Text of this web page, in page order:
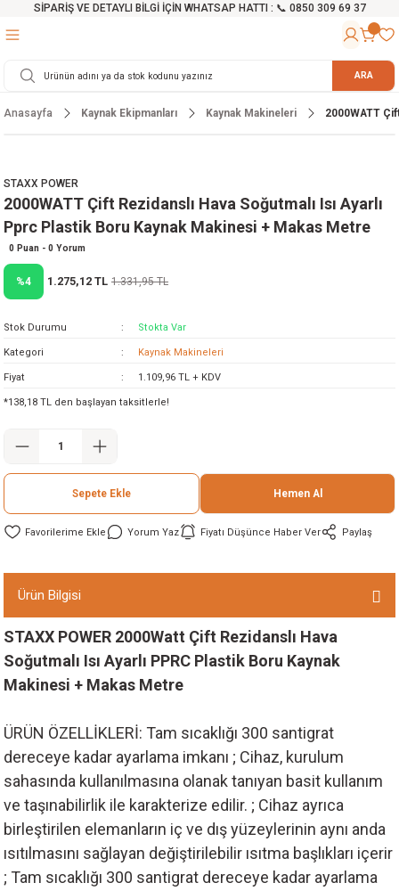
SİPARİŞ VE DETAYLI BİLGİ İÇİN WHATSAP HATTI : 📞 0850 309 69 37
Testereler
Makinesi
Testereler
Cihazları
Mikser
ve Arabalar
Malzemeleri ARA
Anasayfa Kaynak Ekipmanları Kaynak Makineleri 2000WATT
STAXX POWER
2000WATT Çift Rezidanslı Hava Soğutmalı Isı Ayarlı
Pprc Plastik Boru Kaynak Makinesi + Makas Metre
0 Puan - 0 Yorum
%4 1.275,12 TL 1.331,95 TL
Stok Durumu Stokta Var
Kategori Kaynak Makineleri
Fiyat 1.109,96 TL + KDV
*138,18 TL den başlayan taksitlerle!
Sepete Ekle Hemen Al
Yorum Yaz Fiyatı Düşünce Haber Ver Paylaş
Ürün Bilgisi
STAXX POWER 2000Watt Çift Rezidanslı Hava
Soğutmalı Isı Ayarlı PPRC Plastik Boru Kaynak
Makinesi + Makas Metre
ÜRÜN ÖZELLİKLERİ: Tam sıcaklığı 300 santigrat
dereceye kadar ayarlama imkanı ; Cihaz, kurulum
sahasında kullanılmasına olanak tanıyan basit kullanım
ve taşınabilirlik ile karakterize edilir. ; Cihaz ayrıca
birleştirilen elemanların iç ve dış yüzeylerinin aynı anda
ısıtılmasını sağlayan değiştirilebilir ısıtma başlıkları içerir
; Tam sıcaklığı 300 santigrat dereceye kadar ayarlama